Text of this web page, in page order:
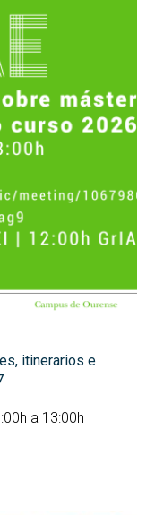
itinerarios e
a 13:00h